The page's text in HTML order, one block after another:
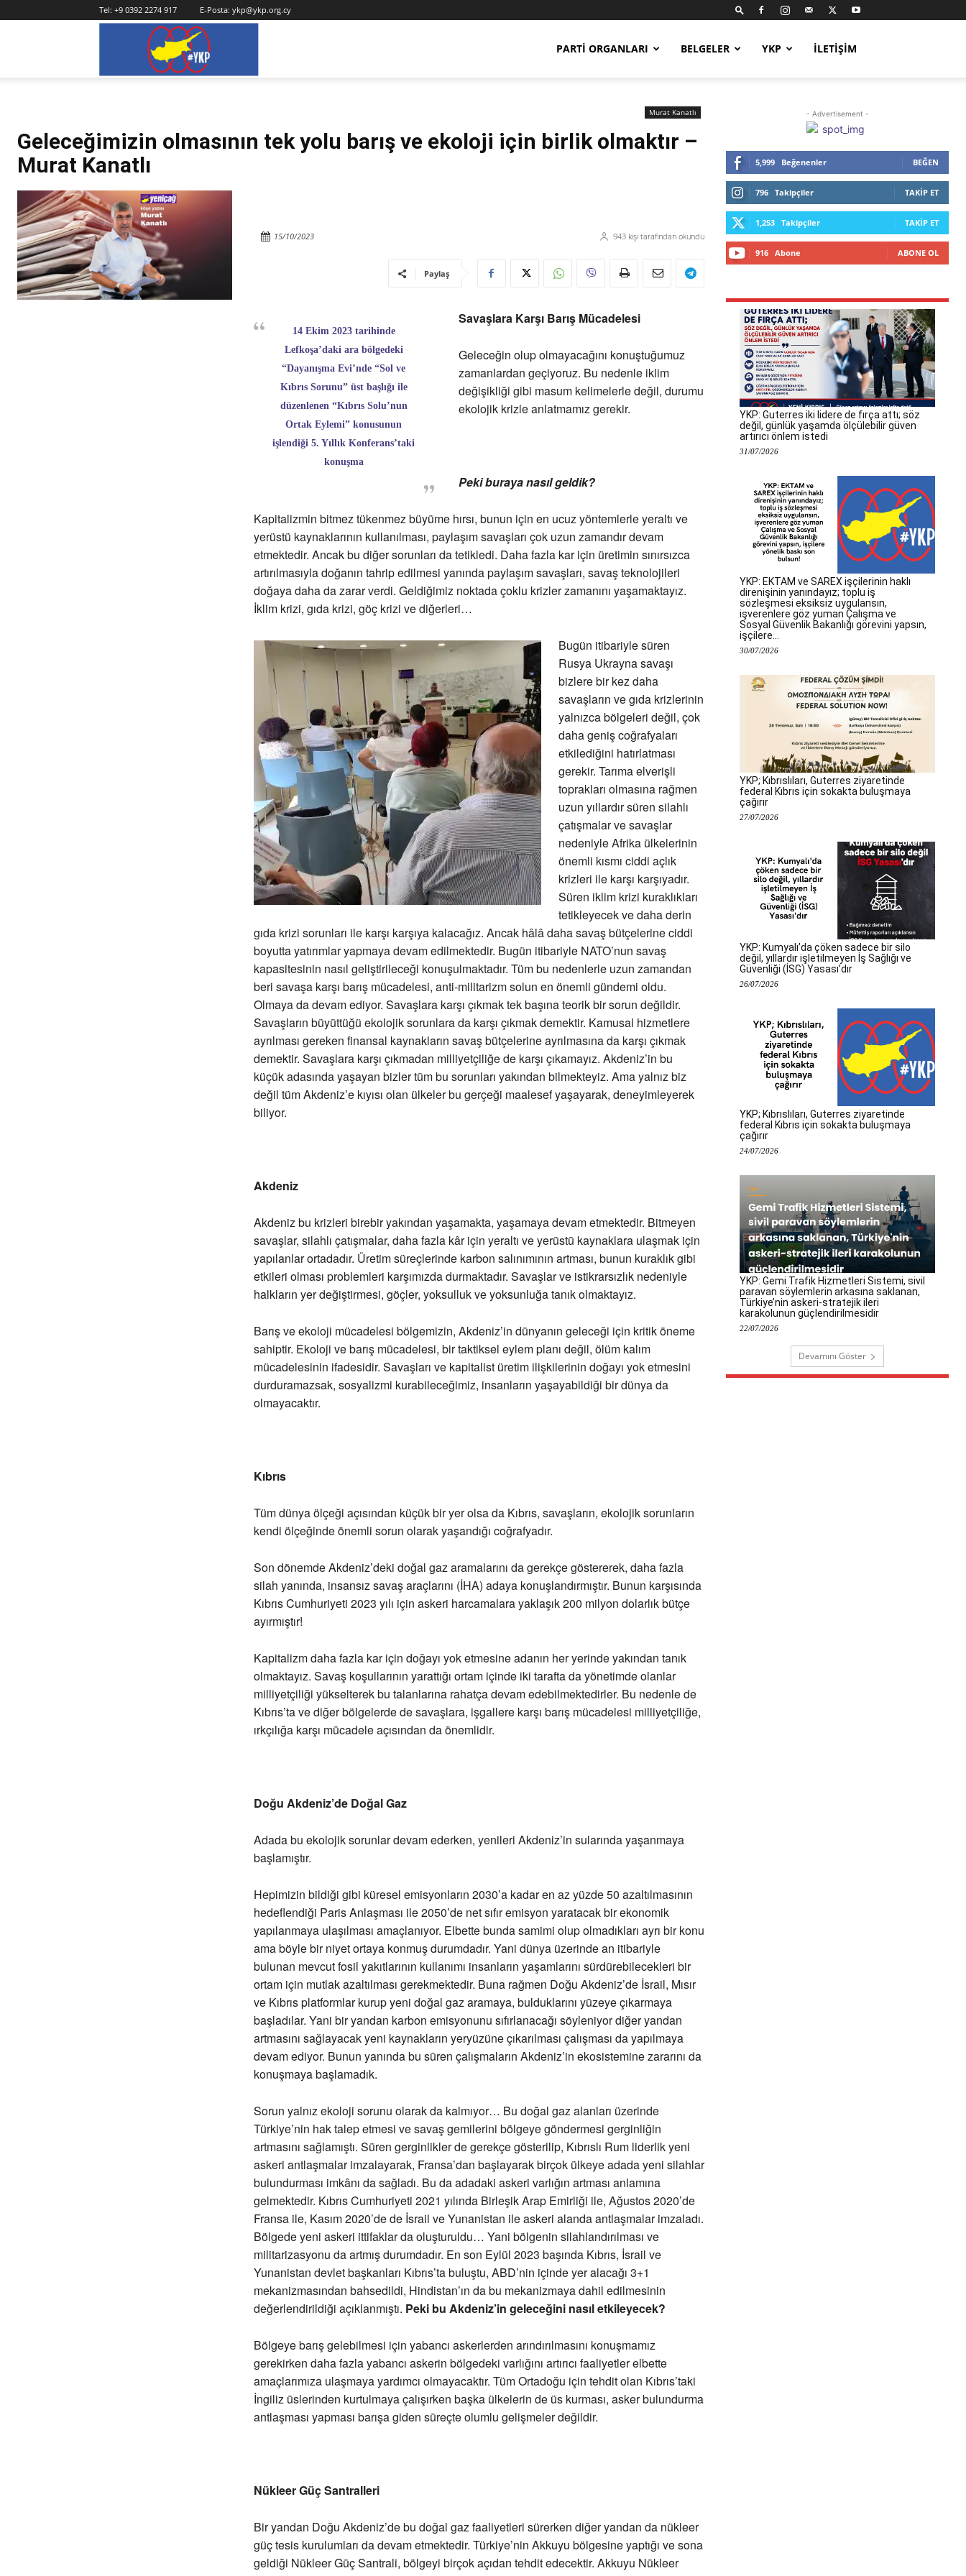
Tel: +9 0392 2274 917 E-Posta: ykp@ykp.org.cy
PARTI ORGANLARI BELGELER YKP İLETIŞIM
Murat Kanatlı
Geleceğimizin olmasının tek yolu barış ve ekoloji için birlik olmaktır –
Murat Kanatlı
943kişi tarafından okundu
15/10/2023
Paylaş
14 Ekim 2023 tarihinde
Lefkoşa’daki ara bölgedeki
“Dayanışma Evi’nde “Sol ve
Kıbrıs Sorunu” üst başlığı ile
düzenlenen “Kıbrıs Solu’nun
Ortak Eylemi” konusunun
işlendiği 5. Yıllık Konferans’taki
konuşma
Savaşlara Karşı Barış Mücadelesi
Geleceğin olup olmayacağını konuştuğumuz
zamanlardan geçiyoruz. Bu nedenle iklim
değişikliği gibi masum kelimelerle değil, durumu
ekolojik krizle anlatmamız gerekir.
Peki buraya nasıl geldik?
Kapitalizmin bitmez tükenmez büyüme hırsı, bunun için en ucuz yöntemlerle yeraltı ve
yerüstü kaynaklarının kullanılması, paylaşım savaşları çok uzun zamandır devam
etmektedir. Ancak bu diğer sorunları da tetikledi. Daha fazla kar için üretimin sınırsızca
artırılmasıyla doğanın tahrip edilmesi yanında paylaşım savaşları, savaş teknolojileri
doğaya daha da zarar verdi. Geldiğimiz noktada çoklu krizler zamanını yaşamaktayız.
İklim krizi, gıda krizi, göç krizi ve diğerleri…
Bugün itibariyle süren
Rusya Ukrayna savaşı
bizlere bir kez daha
savaşların ve gıda krizlerinin
yalnızca bölgeleri değil, çok
daha geniş coğrafyaları
etkilediğini hatırlatması
gerekir. Tarıma elverişli
toprakları olmasına rağmen
uzun yıllardır süren silahlı
çatışmalar ve savaşlar
nedeniyle Afrika ülkelerinin
önemli kısmı ciddi açlık
krizleri ile karşı karşıyadır.
Süren iklim krizi kuraklıkları
tetikleyecek ve daha derin
gıda krizi sorunları ile karşı karşıya kalacağız. Ancak hâlâ daha savaş bütçelerine ciddi
boyutta yatırımlar yapmaya devam edilmektedir. Bugün itibariyle NATO’nun savaş
kapasitesinin nasıl geliştirileceği konuşulmaktadır. Tüm bu nedenlerle uzun zamandan
beri savaşa karşı barış mücadelesi, anti-militarizm solun en önemli gündemi oldu.
Olmaya da devam ediyor. Savaşlara karşı çıkmak tek başına teorik bir sorun değildir.
Savaşların büyüttüğü ekolojik sorunlara da karşı çıkmak demektir. Kamusal hizmetlere
ayrılması gereken finansal kaynakların savaş bütçelerine ayrılmasına da karşı çıkmak
demektir. Savaşlara karşı çıkmadan milliyetçiliğe de karşı çıkamayız. Akdeniz’in bu
küçük adasında yaşayan bizler tüm bu sorunları yakından bilmekteyiz. Ama yalnız biz
değil tüm Akdeniz’e kıyısı olan ülkeler bu gerçeği maalesef yaşayarak, deneyimleyerek
biliyor.
Akdeniz
Akdeniz bu krizleri birebir yakından yaşamakta, yaşamaya devam etmektedir. Bitmeyen
savaşlar, silahlı çatışmalar, daha fazla kâr için yeraltı ve yerüstü kaynaklara ulaşmak için
yapılanlar ortadadır. Üretim süreçlerinde karbon salınımının artması, bunun kuraklık gibi
etkileri olması problemleri karşımızda durmaktadır. Savaşlar ve istikrarsızlık nedeniyle
halkların yer değiştirmesi, göçler, yoksulluk ve yoksunluğa tanık olmaktayız.
Barış ve ekoloji mücadelesi bölgemizin, Akdeniz’in dünyanın geleceği için kritik öneme
sahiptir. Ekoloji ve barış mücadelesi, bir taktiksel eylem planı değil, ölüm kalım
mücadelesinin ifadesidir. Savaşları ve kapitalist üretim ilişkilerinin doğayı yok etmesini
durduramazsak, sosyalizmi kurabileceğimiz, insanların yaşayabildiği bir dünya da
olmayacaktır.
Kıbrıs
Tüm dünya ölçeği açısından küçük bir yer olsa da Kıbrıs, savaşların, ekolojik sorunların
kendi ölçeğinde önemli sorun olarak yaşandığı coğrafyadır.
Son dönemde Akdeniz’deki doğal gaz aramalarını da gerekçe göstererek, daha fazla
silah yanında, insansız savaş araçlarını (İHA) adaya konuşlandırmıştır. Bunun karşısında
Kıbrıs Cumhuriyeti 2023 yılı için askeri harcamalara yaklaşık 200 milyon dolarlık bütçe
ayırmıştır!
Kapitalizm daha fazla kar için doğayı yok etmesine adanın her yerinde yakından tanık
olmaktayız. Savaş koşullarının yarattığı ortam içinde iki tarafta da yönetimde olanlar
milliyetçiliği yükselterek bu talanlarına rahatça devam edebilmektedirler. Bu nedenle de
Kıbrıs’ta ve diğer bölgelerde de savaşlara, işgallere karşı barış mücadelesi milliyetçiliğe,
ırkçılığa karşı mücadele açısından da önemlidir.
Doğu Akdeniz’de Doğal Gaz
Adada bu ekolojik sorunlar devam ederken, yenileri Akdeniz’in sularında yaşanmaya
başlamıştır.
Hepimizin bildiği gibi küresel emisyonların 2030’a kadar en az yüzde 50 azaltılmasının
hedeflendiği Paris Anlaşması ile 2050’de net sıfır emisyon yaratacak bir ekonomik
yapılanmaya ulaşılması amaçlanıyor. Elbette bunda samimi olup olmadıkları ayrı bir konu
ama böyle bir niyet ortaya konmuş durumdadır. Yani dünya üzerinde an itibariyle
bulunan mevcut fosil yakıtlarının kullanımı insanların yaşamlarını sürdürebilecekleri bir
ortam için mutlak azaltılması gerekmektedir. Buna rağmen Doğu Akdeniz’de İsrail, Mısır
ve Kıbrıs platformlar kurup yeni doğal gaz aramaya, bulduklarını yüzeye çıkarmaya
başladılar. Yani bir yandan karbon emisyonunu sıfırlanacağı söyleniyor diğer yandan
artmasını sağlayacak yeni kaynakların yeryüzüne çıkarılması çalışması da yapılmaya
devam ediyor. Bunun yanında bu süren çalışmaların Akdeniz’in ekosistemine zararını da
konuşmaya başlamadık.
Sorun yalnız ekoloji sorunu olarak da kalmıyor… Bu doğal gaz alanları üzerinde
Türkiye’nin hak talep etmesi ve savaş gemilerini bölgeye göndermesi gerginliğin
artmasını sağlamıştı. Süren gerginlikler de gerekçe gösterilip, Kıbrıslı Rum liderlik yeni
askeri antlaşmalar imzalayarak, Fransa’dan başlayarak birçok ülkeye adada yeni silahlar
bulundurması imkânı da sağladı. Bu da adadaki askeri varlığın artması anlamına
gelmektedir. Kıbrıs Cumhuriyeti 2021 yılında Birleşik Arap Emirliği ile, Ağustos 2020’de
Fransa ile, Kasım 2020’de de İsrail ve Yunanistan ile askeri alanda antlaşmalar imzaladı.
Bölgede yeni askeri ittifaklar da oluşturuldu… Yani bölgenin silahlandırılması ve
militarizasyonu da artmış durumdadır. En son Eylül 2023 başında Kıbrıs, İsrail ve
Yunanistan devlet başkanları Kıbrıs’ta buluştu, ABD’nin içinde yer alacağı 3+1
mekanizmasından bahsedildi, Hindistan’ın da bu mekanizmaya dahil edilmesinin
değerlendirildiği açıklanmıştı. Peki bu Akdeniz’in geleceğini nasıl etkileyecek?
Bölgeye barış gelebilmesi için yabancı askerlerden arındırılmasını konuşmamız
gerekirken daha fazla yabancı askerin bölgedeki varlığını artırıcı faaliyetler elbette
amaçlarımıza ulaşmaya yardımcı olmayacaktır. Tüm Ortadoğu için tehdit olan Kıbrıs’taki
İngiliz üslerinden kurtulmaya çalışırken başka ülkelerin de üs kurması, asker bulundurma
antlaşması yapması barışa giden süreçte olumlu gelişmeler değildir.
Nükleer Güç Santralleri
Bir yandan Doğu Akdeniz’de bu doğal gaz faaliyetleri sürerken diğer yandan da nükleer
güç tesis kurulumları da devam etmektedir. Türkiye’nin Akkuyu bölgesine yaptığı ve sona
geldiği Nükleer Güç Santrali, bölgeyi birçok açıdan tehdit edecektir. Akkuyu Nükleer
- Advertisement -
5,999 Beğenenler BEĞEN
796 Takipçiler TAKIP ET
1,253 Takipçiler TAKIP ET
916 Abone ABONE OL
YKP: Guterres iki lidere de fırça attı; söz
değil, günlük yaşamda ölçülebilir güven
artırıcı önlem istedi
31/07/2026
YKP: EKTAM ve SAREX işçilerinin haklı
direnişinin yanındayız; toplu iş
sözleşmesi eksiksiz uygulansın,
işverenlere göz yuman Çalışma ve
Sosyal Güvenlik Bakanlığı görevini yapsın,
işçilere...
30/07/2026
YKP; Kıbrıslıları, Guterres ziyaretinde
federal Kıbrıs için sokakta buluşmaya
çağırır
27/07/2026
YKP: Kumyalı’da çöken sadece bir silo
değil, yıllardır işletilmeyen İş Sağlığı ve
Güvenliği (İSG) Yasası’dır
26/07/2026
YKP; Kıbrıslıları, Guterres ziyaretinde
federal Kıbrıs için sokakta buluşmaya
çağırır
24/07/2026
YKP: Gemi Trafik Hizmetleri Sistemi, sivil
paravan söylemlerin arkasına saklanan,
Türkiye’nin askeri-stratejik ileri
karakolunun güçlendirilmesidir
22/07/2026
Devamını Göster